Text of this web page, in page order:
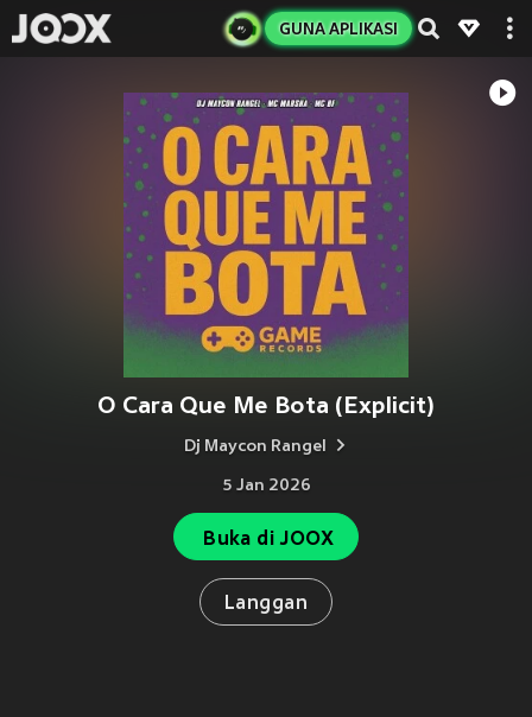
GUNA APLIKASI
O Cara Que Me Bota (Explicit)
Dj Maycon Rangel
5 Jan 2026
Buka di JOOX
Langgan